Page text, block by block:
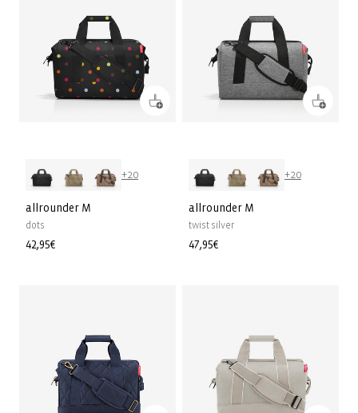
+20
allrounder M
dots
Prix
42,95€
+20
allrounder M
twist silver
Prix
47,95€